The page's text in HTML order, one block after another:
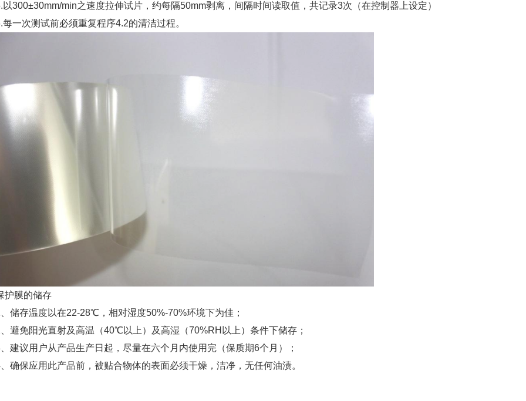
以300±30mm/min之速度拉伸试片，约每隔50mm剥离，间隔时间读取值，共记录3次（在控制器上设定）
每一次测试前必须重复程序4.2的清洁过程。
护膜的储存
储存温度以在22-28℃，相对湿度50%-70%环境下为佳；
避免阳光直射及高温（40℃以上）及高湿（70%RH以上）条件下储存；
建议用户从产品生产日起，尽量在六个月内使用完（保质期6个月）；
确保应用此产品前，被贴合物体的表面必须干燥，洁净，无任何油渍。